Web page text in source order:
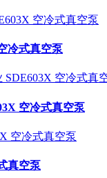
冷式真空泵
空冷式真空泵
真空泵